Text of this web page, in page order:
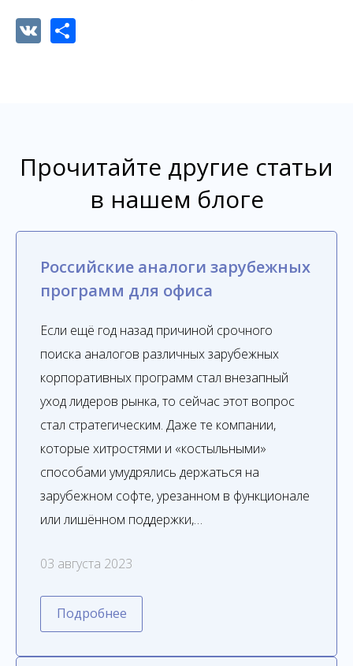
VK Share
Прочитайте другие статьи
в нашем блоге
Российские аналоги зарубежных
программ для офиса
Если ещё год назад причиной срочного
поиска аналогов различных зарубежных
корпоративных программ стал внезапный
уход лидеров рынка, то сейчас этот вопрос
стал стратегическим. Даже те компании,
которые хитростями и «костыльными»
способами умудрялись держаться на
зарубежном софте, урезанном в функционале
или лишённом поддержки,…
03 августа 2023
Подробнее